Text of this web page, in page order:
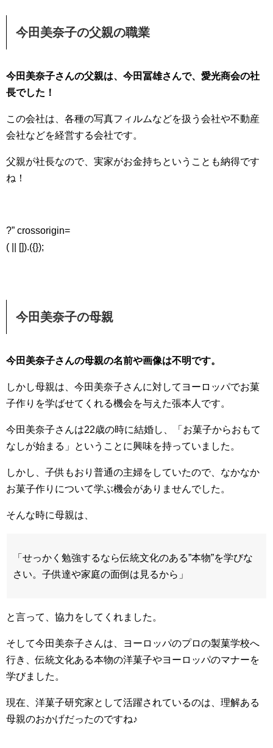
今田美奈子の父親の職業
今田美奈子さんの父親は、今田冨雄さんで、愛光商会の社
長でした！
この会社は、各種の写真フィルムなどを扱う会社や不動産
会社などを経営する会社です。
父親が社長なので、実家がお金持ちということも納得です
ね！
?” crossorigin=
( || []).({});
今田美奈子の母親
今田美奈子さんの母親の名前や画像は不明です。
しかし母親は、今田美奈子さんに対してヨーロッパでお菓
子作りを学ばせてくれる機会を与えた張本人です。
今田美奈子さんは22歳の時に結婚し、「お菓子からおもて
なしが始まる」ということに興味を持っていました。
しかし、子供もおり普通の主婦をしていたので、なかなか
お菓子作りについて学ぶ機会がありませんでした。
そんな時に母親は、
「せっかく勉強するなら伝統文化のある”本物”を学びな
さい。子供達や家庭の面倒は見るから」
と言って、協力をしてくれました。
そして今田美奈子さんは、ヨーロッパのプロの製菓学校へ
行き、伝統文化ある本物の洋菓子やヨーロッパのマナーを
学びました。
現在、洋菓子研究家として活躍されているのは、理解ある
母親のおかげだったのですね♪